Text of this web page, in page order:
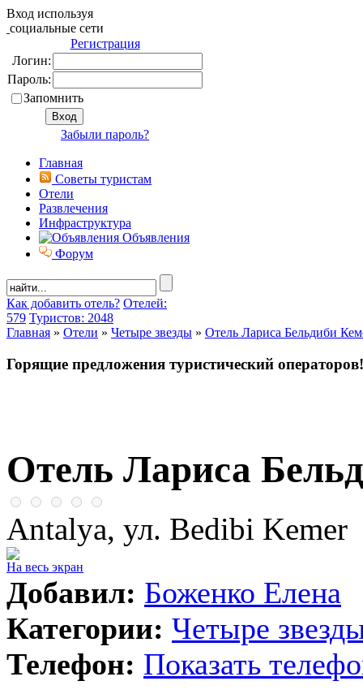
Вход используя
социальные сети
Регистрация
Логин:
Пароль:
Запомнить
Забыли пароль?
Главная
Советы туристам
Отели
Развлечения
Инфраструктура
Объявления
Форум
Как добавить отель? Отелей:
579 Туристов: 2048
Главная » Отели » Четыре звезды » Отель Лариса Бельдиби
Горящие предложения туристический операторов!
Отель Лариса
Antalya, ул. Bedibi Kemer
На весь экран
Добавил: Боженко Елена
Категории: Четыре
Телефон: Показать